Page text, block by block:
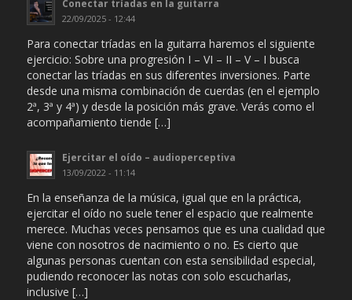
Conectar tríadas en la guitarra
22/09/2025 - 12:44
Para conectar tríadas en la guitarra haremos el siguiente
ejercicio: Sobre una progresión I – VI – II – V – I busca
conectar las tríadas en sus diferentes inversiones. Parte
desde una misma combinación de cuerdas (en el ejemplo
2ª, 3ª y 4ª) y desde la posición más grave. Verás como el
acompañamiento tiende […]
Ejercitar el oído – audioperceptiva
13/09/2022 - 11:14
En la enseñanza de la música, igual que en la práctica,
ejercitar el oído no suele tener el espacio que realmente
merece. Muchas veces pensamos que es una cualidad que
viene con nosotros de nacimiento o no. Es cierto que
algunas personas cuentan con esta sensibilidad especial,
pudiendo reconocer las notas con solo escucharlas,
inclusive […]